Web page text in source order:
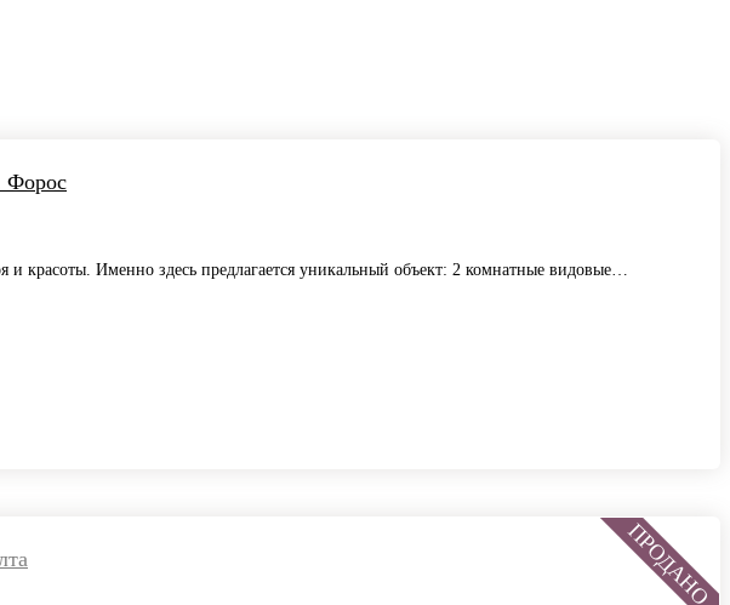
Форос
Именно здесь предлагается уникальный объект: 2 комнатные видовые…